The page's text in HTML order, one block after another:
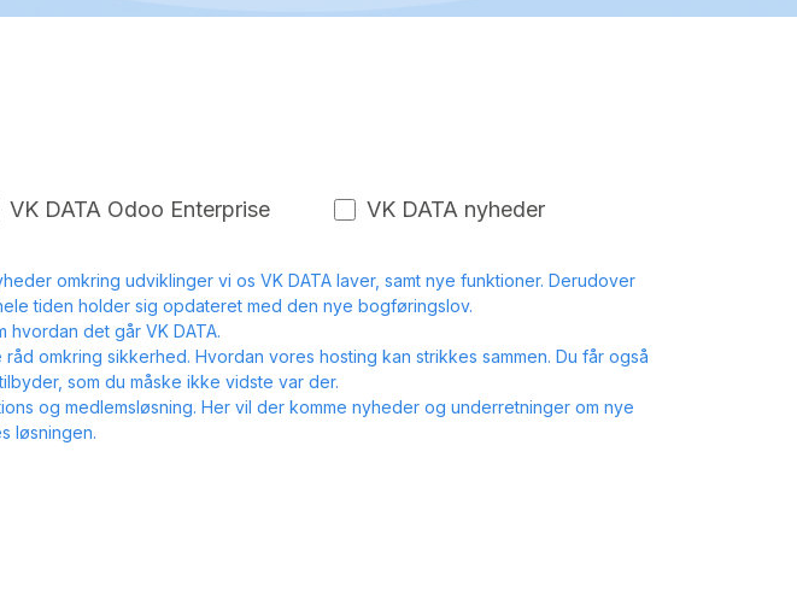
VK DATA Odoo Enterprise
VK DATA nyheder
omkring udviklinger vi os VK DATA laver, samt nye funktioner. Derudover
tiden holder sig opdateret med den nye bogføringslov.
hvordan det går VK DATA.
omkring sikkerhed. Hvordan vores hosting kan strikkes sammen. Du får også
som du måske ikke vidste var der.
og medlemsløsning. Her vil der komme nyheder og underretninger om nye
løsningen.